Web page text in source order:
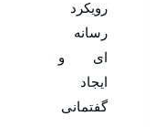
رویکرد
رسانه
ای و
ایجاد
گفتمانی